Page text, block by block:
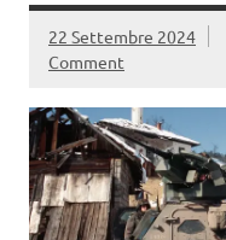
22 Settembre 2024
Comment